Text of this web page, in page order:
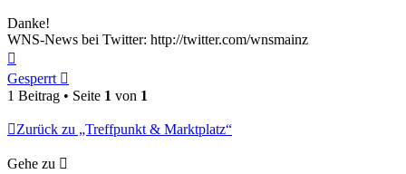
Danke!
WNS-News bei Twitter: http://twitter.com/wnsmainz
oben
Gesperrt
1 Beitrag • Seite 1 von 1
Zurück zu „Treffpunkt & Marktplatz“
Gehe zu